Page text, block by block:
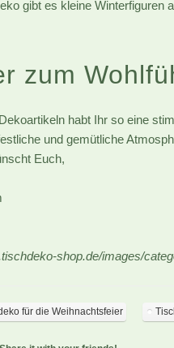
gibt es kleine
zum
habt Ihr so eine
und gemütliche
Euch,
shop.de/images/
für die Weihnachtsfeier